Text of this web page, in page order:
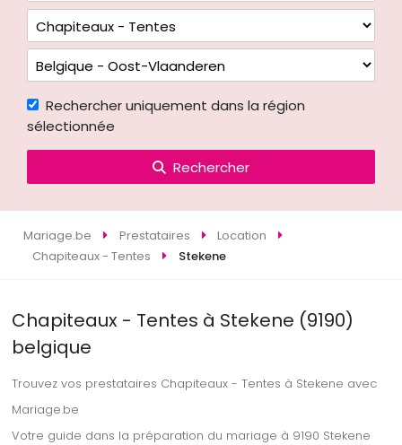
Rechercher uniquement dans la région
sélectionnée
Rechercher
Mariage.be Prestataires
Location
Chapiteaux - Tentes
Stekene
Chapiteaux - Tentes à Stekene (9190)
belgique
Trouvez vos prestataires Chapiteaux - Tentes à Stekene avec
Mariage.be
Votre guide dans la préparation du mariage à 9190 Stekene